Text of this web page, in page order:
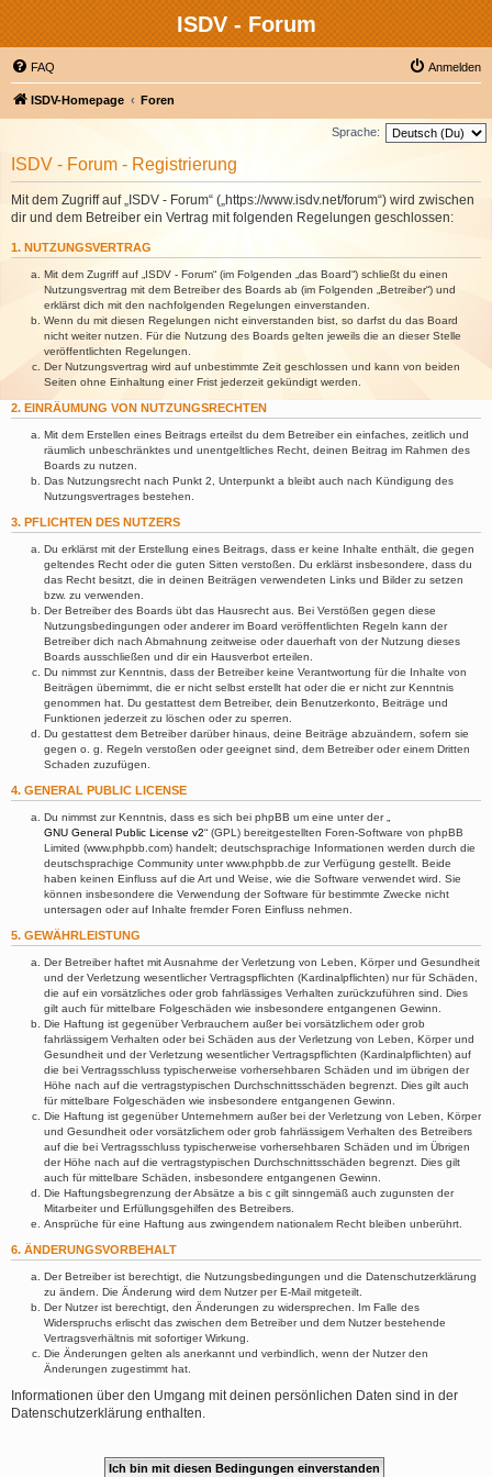
ISDV - Forum
FAQ Anmelden
ISDV-Homepage Foren
Sprache:
ISDV - Forum - Registrierung
Mit dem Zugriff auf „ISDV - Forum“ („https://www.isdv.net/forum“) wird zwischen
dir und dem Betreiber ein Vertrag mit folgenden Regelungen geschlossen:
1. NUTZUNGSVERTRAG
Mit dem Zugriff auf „ISDV - Forum“ (im Folgenden „das Board“) schließt du einen
Nutzungsvertrag mit dem Betreiber des Boards ab (im Folgenden „Betreiber“) und
erklärst dich mit den nachfolgenden Regelungen einverstanden.
Wenn du mit diesen Regelungen nicht einverstanden bist, so darfst du das Board
nicht weiter nutzen. Für die Nutzung des Boards gelten jeweils die an dieser Stelle
veröffentlichten Regelungen.
Der Nutzungsvertrag wird auf unbestimmte Zeit geschlossen und kann von beiden
Seiten ohne Einhaltung einer Frist jederzeit gekündigt werden.
2. EINRÄUMUNG VON NUTZUNGSRECHTEN
Mit dem Erstellen eines Beitrags erteilst du dem Betreiber ein einfaches, zeitlich und
räumlich unbeschränktes und unentgeltliches Recht, deinen Beitrag im Rahmen des
Boards zu nutzen.
Das Nutzungsrecht nach Punkt 2, Unterpunkt a bleibt auch nach Kündigung des
Nutzungsvertrages bestehen.
3. PFLICHTEN DES NUTZERS
Du erklärst mit der Erstellung eines Beitrags, dass er keine Inhalte enthält, die gegen
geltendes Recht oder die guten Sitten verstoßen. Du erklärst insbesondere, dass du
das Recht besitzt, die in deinen Beiträgen verwendeten Links und Bilder zu setzen
bzw. zu verwenden.
Der Betreiber des Boards übt das Hausrecht aus. Bei Verstößen gegen diese
Nutzungsbedingungen oder anderer im Board veröffentlichten Regeln kann der
Betreiber dich nach Abmahnung zeitweise oder dauerhaft von der Nutzung dieses
Boards ausschließen und dir ein Hausverbot erteilen.
Du nimmst zur Kenntnis, dass der Betreiber keine Verantwortung für die Inhalte von
Beiträgen übernimmt, die er nicht selbst erstellt hat oder die er nicht zur Kenntnis
genommen hat. Du gestattest dem Betreiber, dein Benutzerkonto, Beiträge und
Funktionen jederzeit zu löschen oder zu sperren.
Du gestattest dem Betreiber darüber hinaus, deine Beiträge abzuändern, sofern sie
gegen o. g. Regeln verstoßen oder geeignet sind, dem Betreiber oder einem Dritten
Schaden zuzufügen.
4. GENERAL PUBLIC LICENSE
Du nimmst zur Kenntnis, dass es sich bei phpBB um eine unter der „
GNU General Public License v2“ (GPL) bereitgestellten Foren-Software von phpBB
Limited (www.phpbb.com) handelt; deutschsprachige Informationen werden durch die
deutschsprachige Community unter www.phpbb.de zur Verfügung gestellt. Beide
haben keinen Einfluss auf die Art und Weise, wie die Software verwendet wird. Sie
können insbesondere die Verwendung der Software für bestimmte Zwecke nicht
untersagen oder auf Inhalte fremder Foren Einfluss nehmen.
5. GEWÄHRLEISTUNG
Der Betreiber haftet mit Ausnahme der Verletzung von Leben, Körper und Gesundheit
und der Verletzung wesentlicher Vertragspflichten (Kardinalpflichten) nur für Schäden,
die auf ein vorsätzliches oder grob fahrlässiges Verhalten zurückzuführen sind. Dies
gilt auch für mittelbare Folgeschäden wie insbesondere entgangenen Gewinn.
Die Haftung ist gegenüber Verbrauchern außer bei vorsätzlichem oder grob
fahrlässigem Verhalten oder bei Schäden aus der Verletzung von Leben, Körper und
Gesundheit und der Verletzung wesentlicher Vertragspflichten (Kardinalpflichten) auf
die bei Vertragsschluss typischerweise vorhersehbaren Schäden und im übrigen der
Höhe nach auf die vertragstypischen Durchschnittsschäden begrenzt. Dies gilt auch
für mittelbare Folgeschäden wie insbesondere entgangenen Gewinn.
Die Haftung ist gegenüber Unternehmern außer bei der Verletzung von Leben, Körper
und Gesundheit oder vorsätzlichem oder grob fahrlässigem Verhalten des Betreibers
auf die bei Vertragsschluss typischerweise vorhersehbaren Schäden und im Übrigen
der Höhe nach auf die vertragstypischen Durchschnittsschäden begrenzt. Dies gilt
auch für mittelbare Schäden, insbesondere entgangenen Gewinn.
Die Haftungsbegrenzung der Absätze a bis c gilt sinngemäß auch zugunsten der
Mitarbeiter und Erfüllungsgehilfen des Betreibers.
Ansprüche für eine Haftung aus zwingendem nationalem Recht bleiben unberührt.
6. ÄNDERUNGSVORBEHALT
Der Betreiber ist berechtigt, die Nutzungsbedingungen und die Datenschutzerklärung
zu ändern. Die Änderung wird dem Nutzer per E-Mail mitgeteilt.
Der Nutzer ist berechtigt, den Änderungen zu widersprechen. Im Falle des
Widerspruchs erlischt das zwischen dem Betreiber und dem Nutzer bestehende
Vertragsverhältnis mit sofortiger Wirkung.
Die Änderungen gelten als anerkannt und verbindlich, wenn der Nutzer den
Änderungen zugestimmt hat.
Informationen über den Umgang mit deinen persönlichen Daten sind in der
Datenschutzerklärung enthalten.